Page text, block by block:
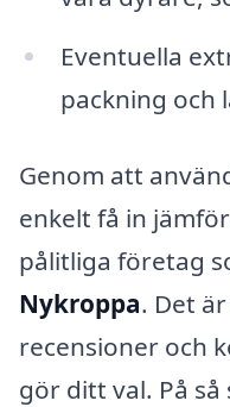
Eventuella
packning och
Genom att
enkelt få in
pålitliga företag
Nykroppa. Det
recensioner och
gör ditt val. På